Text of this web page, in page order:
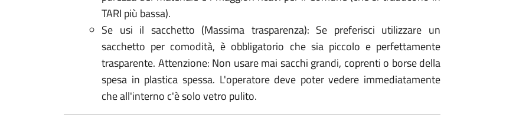
TARI più bassa).
Se usi il sacchetto (Massima trasparenza): Se preferisci utilizzare un
sacchetto per comodità, è obbligatorio che sia piccolo e perfettamente
trasparente. Attenzione: Non usare mai sacchi grandi, coprenti o borse della
spesa in plastica spessa. L'operatore deve poter vedere immediatamente
che all'interno c'è solo vetro pulito.